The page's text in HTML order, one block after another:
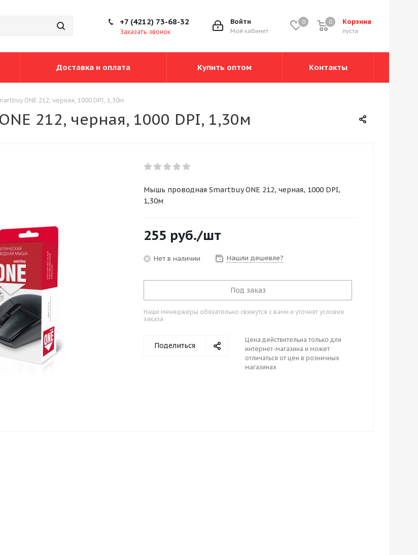
0 Корзина
0
пуста
0
Войти
Мой кабинет
+7 (4212) 73-68-32
Заказать звонок
Доставка и оплата Купить оптом Контакты
ONE 212, черная, 1000 DPI, 1,30м
212, черная, 1000 DPI, 1,30м
Мышь проводная Smartbuy ONE 212, черная, 1000 DPI,
1,30м
255 руб./шт
Нет в наличии Нашли дешевле?
Под заказ
Наши менеджеры обязательно свяжутся с вами и уточнят условия
заказа
Поделиться
Цена действительна только для
интернет-магазина и может
отличаться от цен в розничных
магазинах